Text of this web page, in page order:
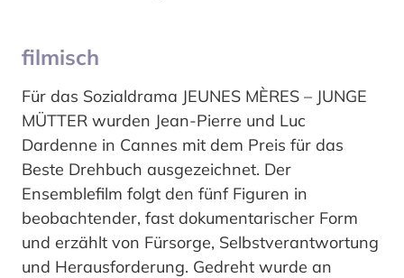
filmisch
Für das Sozialdrama JEUNES MÈRES – JUNGE
MÜTTER wurden Jean-Pierre und Luc
Dardenne in Cannes mit dem Preis für das
Beste Drehbuch ausgezeichnet. Der
Ensemblefilm folgt den fünf Figuren in
beobachtender, fast dokumentarischer Form
und erzählt von Fürsorge, Selbstverantwortung
und Herausforderung. Gedreht wurde an